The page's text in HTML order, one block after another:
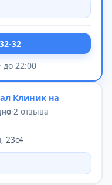
32
· до 22:00
Клиник на
·2 отзыва
23с4